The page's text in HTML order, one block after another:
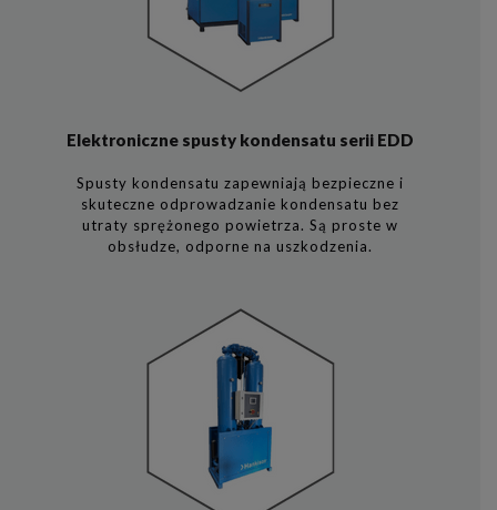
Elektroniczne spusty kondensatu serii EDD
Spusty kondensatu zapewniają bezpieczne i
skuteczne odprowadzanie kondensatu bez
utraty sprężonego powietrza. Są proste w
obsłudze, odporne na uszkodzenia.